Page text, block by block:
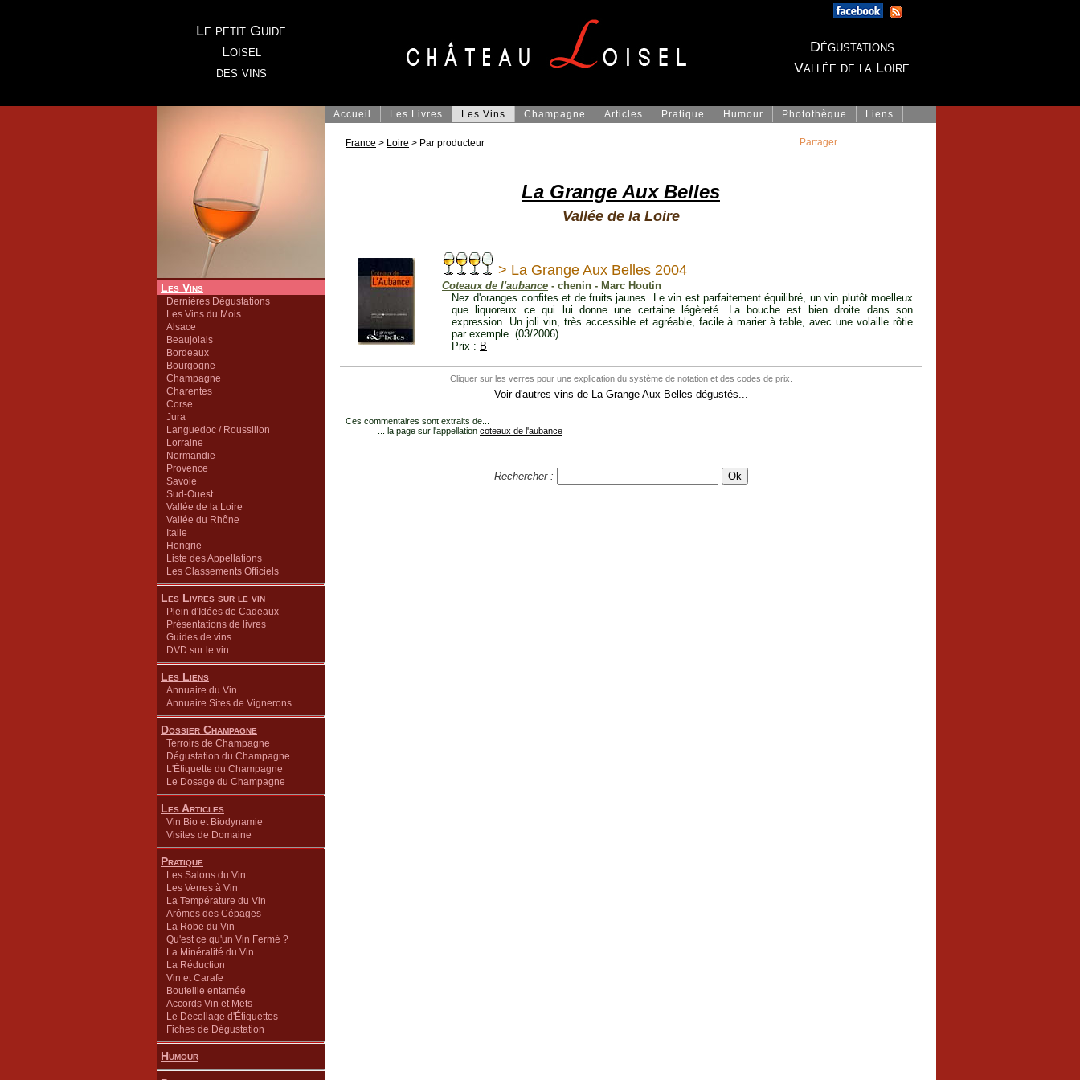
Le petit Guide
Loisel
des vins
Dégustations
Vallée de la Loire
Les Vins
Dernières Dégustations
Les Vins du Mois
Alsace
Beaujolais
Bordeaux
Bourgogne
Champagne
Charentes
Corse
Jura
Languedoc / Roussillon
Lorraine
Normandie
Provence
Savoie
Sud-Ouest
Vallée de la Loire
Vallée du Rhône
Italie
Hongrie
Liste des Appellations
Les Classements Officiels
Les Livres sur le vin
Plein d'Idées de Cadeaux
Présentations de livres
Guides de vins
DVD sur le vin
Les Liens
Annuaire du Vin
Annuaire Sites de Vignerons
Dossier Champagne
Terroirs de Champagne
Dégustation du Champagne
L'Étiquette du Champagne
Le Dosage du Champagne
Les Articles
Vin Bio et Biodynamie
Visites de Domaine
Pratique
Les Salons du Vin
Les Verres à Vin
La Température du Vin
Arômes des Cépages
La Robe du Vin
Qu'est ce qu'un Vin Fermé ?
La Minéralité du Vin
La Réduction
Vin et Carafe
Bouteille entamée
Accords Vin et Mets
Le Décollage d'Étiquettes
Fiches de Dégustation
Humour
Accueil Les Livres Les Vins Champagne Articles Pratique Humour Photothèque Liens
France > Loire > Par producteur
La Grange Aux Belles
Vallée de la Loire
> La Grange Aux Belles 2004
Coteaux de l'aubance - chenin - Marc Houtin
Nez d'oranges confites et de fruits jaunes. Le vin est parfaitement équilibré, un vin plutôt moelleux
que liquoreux ce qui lui donne une certaine légèreté. La bouche est bien droite dans son
expression. Un joli vin, très accessible et agréable, facile à marier à table, avec une volaille rôtie
par exemple. (03/2006)
Prix : B
Cliquer sur les verres pour une explication du système de notation et des codes de prix.
Voir d'autres vins de La Grange Aux Belles dégustés...
Ces commentaires sont extraits de...
... la page sur l'appellation coteaux de l'aubance
Rechercher :
Partager